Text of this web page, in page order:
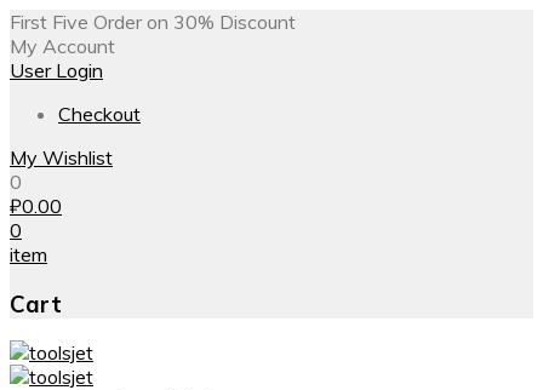
First Five Order on 30% Discount
My Account
User Login
Checkout
My Wishlist
0
₽0.00
0
item
Cart